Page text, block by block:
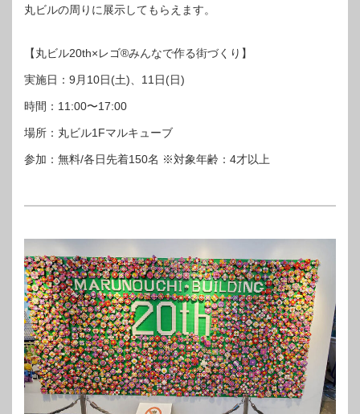
丸ビルの周りに展示してもらえます。
【丸ビル20th×レゴ®︎みんなで作る街づくり】
実施日：9月10日(土)、11日(日)
時間：11:00〜17:00
場所：丸ビル1Fマルキューブ
参加：無料/各日先着150名 ※対象年齢：4才以上